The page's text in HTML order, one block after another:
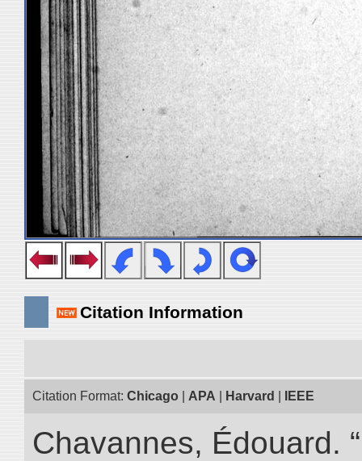
Citation Information
Citation Format: Chicago APA Harvard IEEE
Chavannes, Édouard.